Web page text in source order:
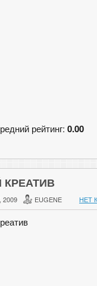
рейтинг: 0.00
КРЕАТИВ
EUGENE НЕТ